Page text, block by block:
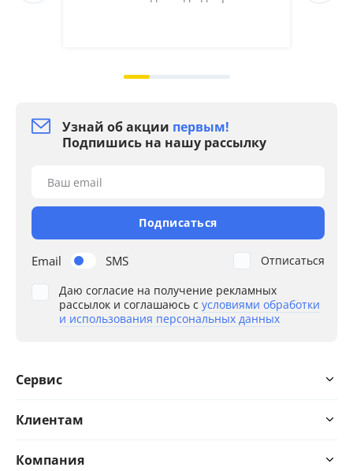
Узнай об акции первым!
Подпишись на нашу рассылку
Email SMS
Ваш email
Подписаться
Даю согласие на получение рекламных
рассылок и соглашаюсь с условиями обработки
и использования персональных данных
Отписаться
Сервис
Клиентам
Компания